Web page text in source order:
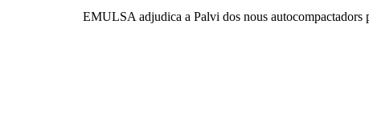
EMULSA adjudica a Palvi dos nous autocompactadors